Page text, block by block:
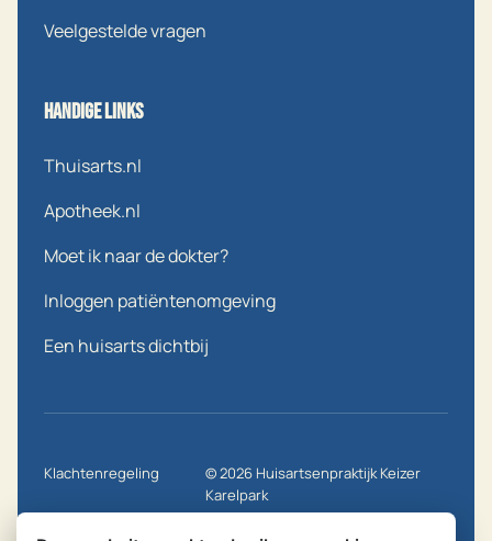
Veelgestelde vragen
Handige links
Thuisarts.nl
Apotheek.nl
Moet ik naar de dokter?
Inloggen patiëntenomgeving
Een huisarts dichtbij
Klachtenregeling © 2026 Huisartsenpraktijk Keizer
Karelpark